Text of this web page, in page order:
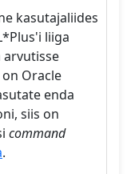
kasutajaliides
liiga
arvutisse
on Oracle
enda
siis on
command
.